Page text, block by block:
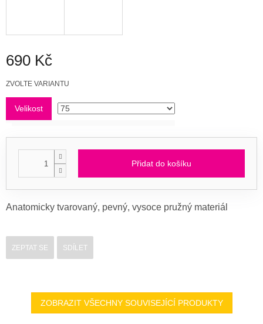
690 Kč
Měrná
ZVOLTE VARIANTU
Velikost
Přidat do košíku
Anatomicky tvarovaný, pevný, vysoce pružný materiál
ZEPTAT SE SDÍLET
ZOBRAZIT VŠECHNY SOUVISEJÍCÍ PRODUKTY